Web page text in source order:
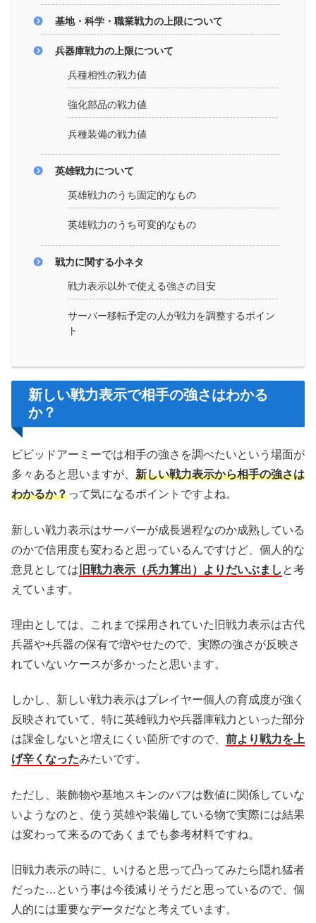
基地・科学・職業戦力の上限について
兵器庫戦力の上限について
兵種相性の戦力値
強化部品の戦力値
兵種装備の戦力値
英雄戦力について
英雄戦力のうち固定的なもの
英雄戦力のうち可変的なもの
戦力に関する小ネタ
戦力表示以外で使える強さの目安
サーバー移転予定の人が戦力を調整するポイン
ト
新しい戦力表示で相手の強さはわかる
か？
ビビッドアーミーでは相手の強さを調べたいという場面が
多々あると思いますが、 新しい戦力表示から相手の強さは
わかるか？って気になるポイントですよね。
新しい戦力表示はサーバーが成長過程なのか成熟している
のかで信用度も変わると思っているんですけど、個人的な
意見としては 旧戦力表示（兵力算出）よりだいぶまし と考
えています。
理由としては、これまで採用されていた旧戦力表示は古代
兵器や+兵器の保有で増やせたので、実際の強さが反映さ
れていないケースが多かったと思います。
しかし、新しい戦力表示はプレイヤー個人の育成度が強く
反映されていて、特に英雄戦力や兵器庫戦力といった部分
は課金しないと増えにくい箇所ですので、 前より戦力を上
げ辛くなったみたいです。
ただし、装飾物や基地スキンのバフは数値に関係していな
いようなのと、使う英雄や装備している物で実際には結果
は変わって来るのであくまでも参考材料ですね。
旧戦力表示の時に、いけると思って凸ってみたら隠れ猛者
だった…という事は今後減りそうだと思っているので、個
人的には重要なデータだなと考えています。